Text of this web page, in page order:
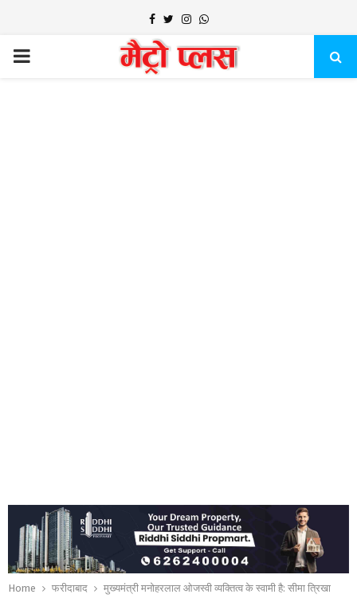
Facebook
TwitterInstagram
Whatsapp
PRIMARY
Home फरीदाबाद मुख्यमंत्री मनोहरलाल ओजस्वी व्यक्तित्व के स्वामी है: सीमा त्रिखा